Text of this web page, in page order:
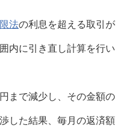
法の利息を超える取引が
内に引き直し計算を行い
まで減少し、その金額の
した結果、毎月の返済額